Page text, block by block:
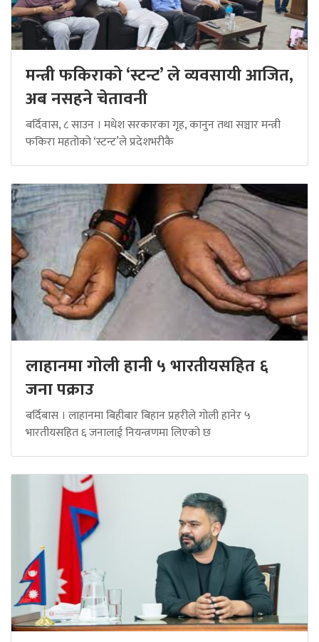
मन्त्री फकिराको ‘स्टन्ट’ ले व्यवसायी आजित,
अब नसहने चेतावनी
बर्दिवास, ८ साउन । मधेश सरकारका गृह, कानुन तथा सञ्चार मन्त्री
फकिरा महतोको ‘स्टन्ट’ले प्रदेशभरीकै
लाहानमा गोली हानी ५ भारतीयसहित ६
जना पक्राउ
बर्दिबास । लाहानमा बिहीबार बिहान प्रहरीले गोली हानेर ५
भारतीयसहित ६ जनालाई नियन्त्रणमा लिएको छ